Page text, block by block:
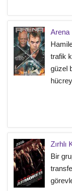
Arena
trafik
güzel
Zırhlı
Bir